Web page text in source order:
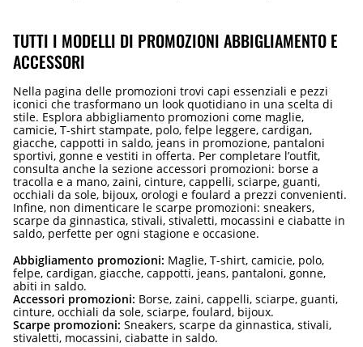
TUTTI I MODELLI DI PROMOZIONI ABBIGLIAMENTO E
ACCESSORI
Nella pagina delle promozioni trovi capi essenziali e pezzi
iconici che trasformano un look quotidiano in una scelta di
stile. Esplora abbigliamento promozioni come maglie,
camicie, T-shirt stampate, polo, felpe leggere, cardigan,
giacche, cappotti in saldo, jeans in promozione, pantaloni
sportivi, gonne e vestiti in offerta. Per completare l’outfit,
consulta anche la sezione accessori promozioni: borse a
tracolla e a mano, zaini, cinture, cappelli, sciarpe, guanti,
occhiali da sole, bijoux, orologi e foulard a prezzi convenienti.
Infine, non dimenticare le scarpe promozioni: sneakers,
scarpe da ginnastica, stivali, stivaletti, mocassini e ciabatte in
saldo, perfette per ogni stagione e occasione.
Abbigliamento promozioni: Maglie, T-shirt, camicie, polo,
felpe, cardigan, giacche, cappotti, jeans, pantaloni, gonne,
abiti in saldo.
Accessori promozioni: Borse, zaini, cappelli, sciarpe, guanti,
cinture, occhiali da sole, sciarpe, foulard, bijoux.
Scarpe promozioni: Sneakers, scarpe da ginnastica, stivali,
stivaletti, mocassini, ciabatte in saldo.